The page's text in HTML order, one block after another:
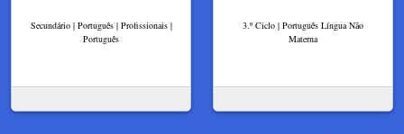
Secundário | Português | Profissionais |
Português
3.º Ciclo | Português Língua Não
Materna